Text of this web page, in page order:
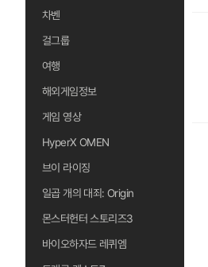
차벤
걸그룹
여행
해외게임정보
게임 영상
HyperX OMEN
브이 라이징
일곱 개의 대죄: Origin
몬스터헌터 스토리즈3
바이오하자드 레퀴엠